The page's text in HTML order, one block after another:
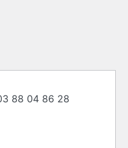
88 04 86 28